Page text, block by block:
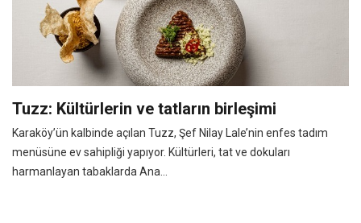
Tuzz: Kültürlerin ve tatların birleşimi
Karaköy’ün kalbinde açılan Tuzz, Şef Nilay Lale’nin enfes tadım
menüsüne ev sahipliği yapıyor. Kültürleri, tat ve dokuları
harmanlayan tabaklarda Ana...